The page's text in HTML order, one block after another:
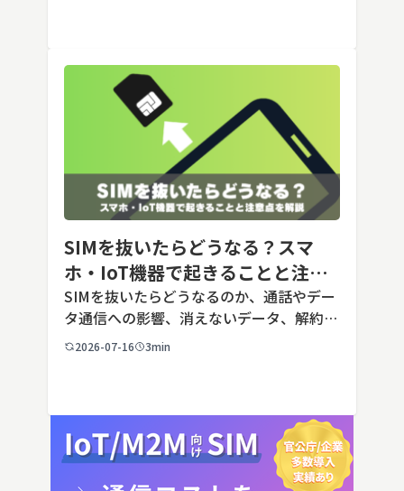
SIMを抜いたらどうなる？スマ
ホ・IoT機器で起きることと注意
点を解説
SIMを抜いたらどうなるのか、通話やデー
タ通信への影響、消えないデータ、解約や
端末譲渡時の注意点を整理。さらに法人・
2026-07-16 3min